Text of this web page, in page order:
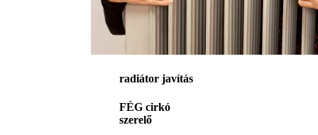
radiátor javítás
FÉG cirkó
szerelő